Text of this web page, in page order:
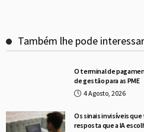
Também lhe pode interessar
O terminal de
de gestão para as PME
4 Agosto, 2026
Os sinais invisíveis
resposta que a IA